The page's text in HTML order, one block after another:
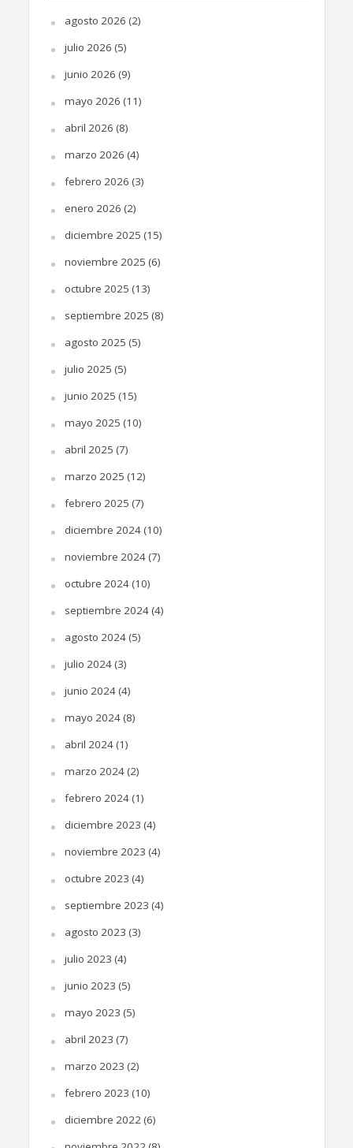
agosto 2026 (2)
julio 2026 (5)
junio 2026 (9)
mayo 2026 (11)
abril 2026 (8)
marzo 2026 (4)
febrero 2026 (3)
enero 2026 (2)
diciembre 2025 (15)
noviembre 2025 (6)
octubre 2025 (13)
septiembre 2025 (8)
agosto 2025 (5)
julio 2025 (5)
junio 2025 (15)
mayo 2025 (10)
abril 2025 (7)
marzo 2025 (12)
febrero 2025 (7)
diciembre 2024(10)
noviembre 2024(7)
octubre 2024(10)
septiembre 2024(4)
agosto 2024(5)
julio 2024(3)
junio 2024(4)
mayo 2024(8)
abril 2024(1)
marzo 2024(2)
febrero 2024(1)
diciembre 2023 (4)
noviembre 2023 (4)
octubre 2023 (4)
septiembre 2023 (4)
agosto 2023 (3)
julio 2023 (4)
junio 2023 (5)
mayo 2023 (5)
abril 2023 (7)
marzo 2023 (2)
febrero 2023 (10)
diciembre 2022(6)